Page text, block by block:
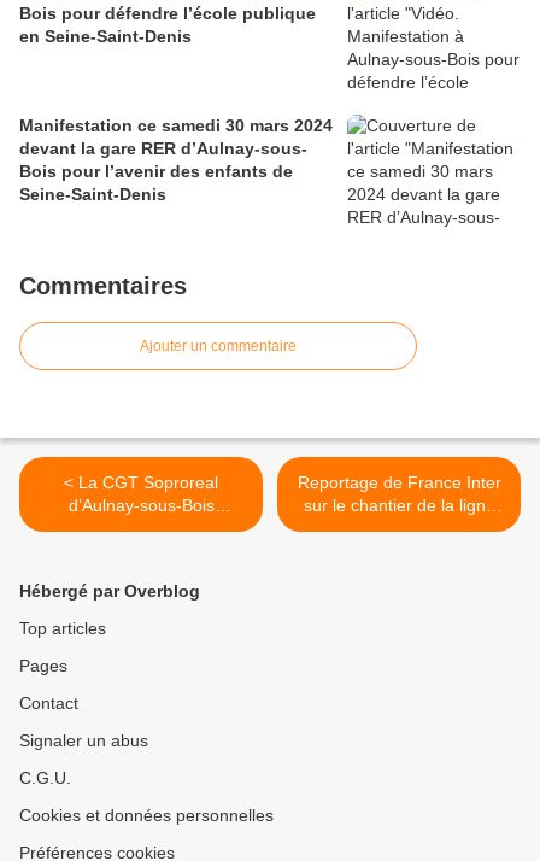
Bois pour défendre l’école publique
en Seine-Saint-Denis
Manifestation ce samedi 30 mars 2024
devant la gare RER d’Aulnay-sous-
Bois pour l’avenir des enfants de
Seine-Saint-Denis
Commentaires
Ajouter un commentaire
< La CGT Soproreal
d’Aulnay-sous-Bois
demande la subrogation
Reportage de France Inter
sur le chantier de la ligne
16 du Grand Paris Express
Hébergé par Overblog
Top articles
Pages
Contact
Signaler un abus
C.G.U.
Cookies et données personnelles
Préférences cookies